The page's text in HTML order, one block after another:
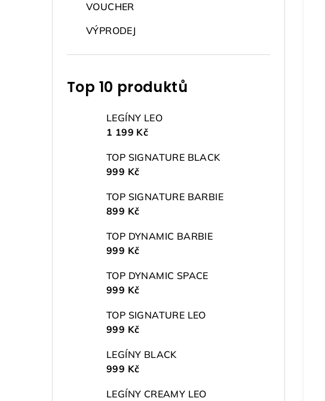
VOUCHER
VÝPRODEJ
Top 10 produktů
LEGÍNY LEO
1 199 Kč
TOP SIGNATURE BLACK
999 Kč
TOP SIGNATURE BARBIE
899 Kč
TOP DYNAMIC BARBIE
999 Kč
TOP DYNAMIC SPACE
999 Kč
TOP SIGNATURE LEO
999 Kč
LEGÍNY BLACK
999 Kč
LEGÍNY CREAMY LEO